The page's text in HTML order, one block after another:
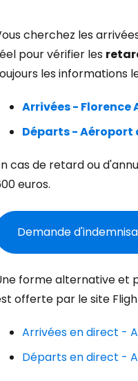
cherchez les
pour vérifier les
les informations
Arrivées - Florence
Départs - Aéroport
cas de retard ou
euros.
Demande
forme alternative et
offerte par le site
Arrivées en direct -
Départs en direct -
... la